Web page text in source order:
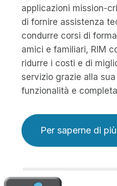
applicazioni mission-
di fornire assistenza
condurre corsi di
amici e familiari, RIM
ridurre i costi e di
servizio grazie alla
funzionalità e
Per saperne di